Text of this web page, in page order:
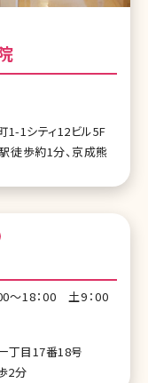
1シティ12ビル5F
徒歩約1分、京成熊
～18：00 土9：00
丁目17番18号
2分